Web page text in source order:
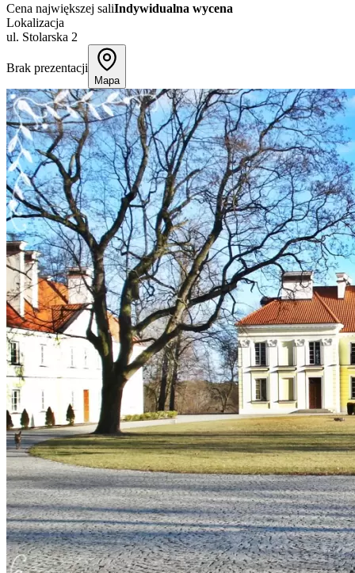
Cena największej saliIndywidualna wycena
Lokalizacja
ul. Stolarska 2
Brak prezentacji
Mapa